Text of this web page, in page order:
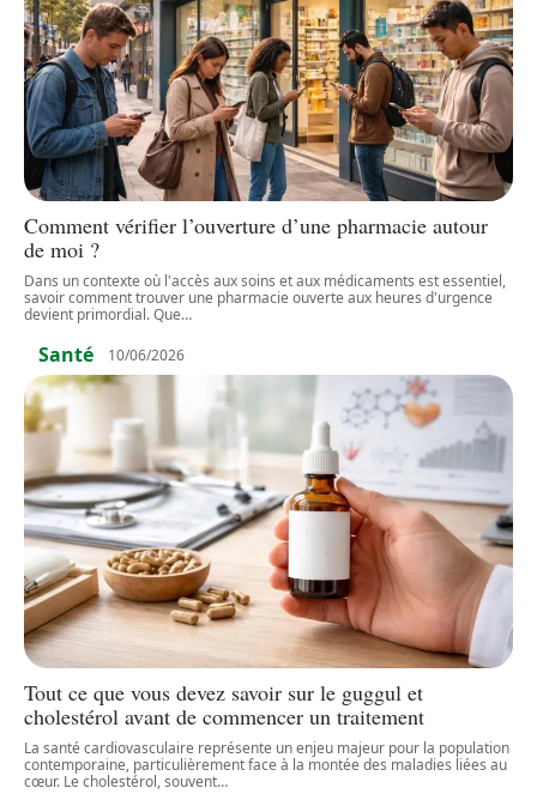
Comment vérifier l’ouverture d’une pharmacie autour
de moi ?
Dans un contexte où l'accès aux soins et aux médicaments est essentiel,
savoir comment trouver une pharmacie ouverte aux heures d'urgence
devient primordial. Que…
Santé 10/06/2026
Tout ce que vous devez savoir sur le guggul et
cholestérol avant de commencer un traitement
La santé cardiovasculaire représente un enjeu majeur pour la population
contemporaine, particulièrement face à la montée des maladies liées au
cœur. Le cholestérol, souvent…